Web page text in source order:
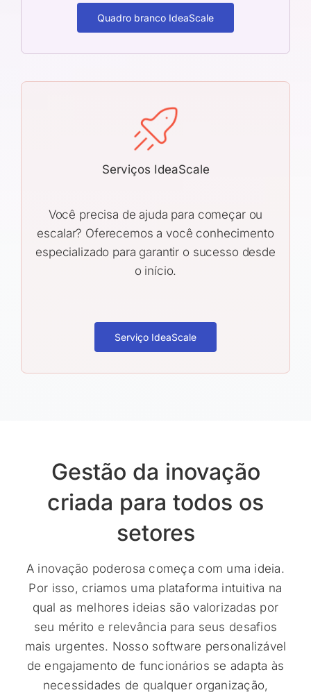
Quadro branco IdeaScale
Serviços IdeaScale
Você precisa de ajuda para começar ou
escalar? Oferecemos a você conhecimento
especializado para garantir o sucesso desde
o início.
Serviço IdeaScale
Gestão da inovação
criada para todos os
setores
A inovação poderosa começa com uma ideia.
Por isso, criamos uma plataforma intuitiva na
qual as melhores ideias são valorizadas por
seu mérito e relevância para seus desafios
mais urgentes. Nosso software personalizável
de engajamento de funcionários se adapta às
necessidades de qualquer organização,